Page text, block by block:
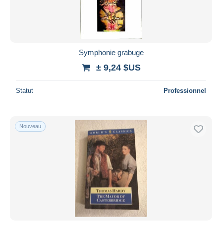
Symphonie grabuge
± 9,24 $US
Statut Professionnel
Nouveau